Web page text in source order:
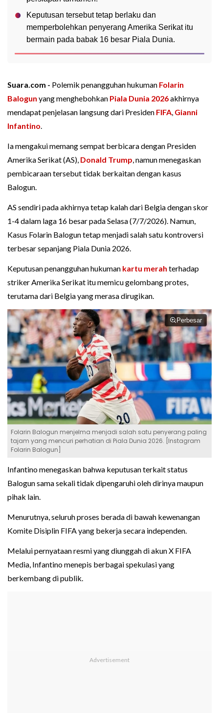
Keputusan tersebut tetap berlaku dan
memperbolehkan penyerang Amerika Serikat itu
bermain pada babak 16 besar Piala Dunia.
Suara.com - Polemik penangguhan hukuman Folarin
Balogun yang menghebohkan Piala Dunia 2026akhirnya
mendapat penjelasan langsung dari Presiden FIFA, Gianni
Infantino.
Ia mengakui memang sempat berbicara dengan Presiden
Amerika Serikat (AS), Donald Trump, namun menegaskan
pembicaraan tersebut tidak berkaitan dengan kasus
Balogun.
AS sendiri pada akhirnya tetap kalah dari Belgia dengan skor
1-4 dalam laga 16 besar pada Selasa (7/7/2026). Namun,
Kasus Folarin Balogun tetap menjadi salah satu kontroversi
terbesar sepanjang Piala Dunia 2026.
Keputusan penangguhan hukuman kartu merah terhadap
striker Amerika Serikat itu memicu gelombang protes,
terutama dari Belgia yang merasa dirugikan.
Perbesar
Folarin Balogun menjelma menjadi salah satu penyerang paling
tajam yang mencuri perhatian di Piala Dunia 2026. [Instagram
Folarin Balogun]
Infantino menegaskan bahwa keputusan terkait status
Balogun sama sekali tidak dipengaruhi oleh dirinya maupun
pihak lain.
Menurutnya, seluruh proses berada di bawah kewenangan
Komite Disiplin FIFA yang bekerja secara independen.
Melalui pernyataan resmi yang diunggah di akun X FIFA
Media, Infantino menepis berbagai spekulasi yang
berkembang di publik.